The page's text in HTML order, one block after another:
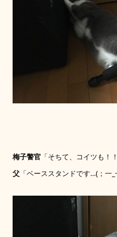
梅子警官「そちて、コイツも！
父「ベーススタンドです…(；一_